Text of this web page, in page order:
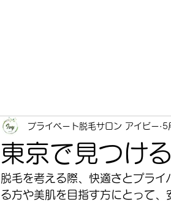
東京で見つけ
プライベート脱毛サロン アイビー 5
脱毛を考える際、快適さとプラ
る方や美肌を目指す方にとって